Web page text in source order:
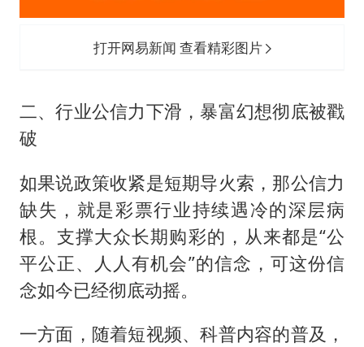
打开网易新闻 查看精彩图片
二、行业公信力下滑，暴富幻想彻底被戳
破
如果说政策收紧是短期导火索，那公信力
缺失，就是彩票行业持续遇冷的深层病
根。支撑大众长期购彩的，从来都是“公
平公正、人人有机会”的信念，可这份信
念如今已经彻底动摇。
一方面，随着短视频、科普内容的普及，